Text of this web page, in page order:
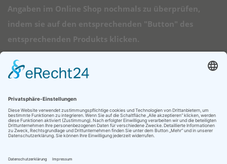
Angaben im Online Shop nochmals zu überprüfen,
indem sie auf den entsprechenden "Button" des
entsprechenden Produkts klicken.
➠ Direktlinks
Longboard Anfänger
Mini Longboards
Elektro Longboards